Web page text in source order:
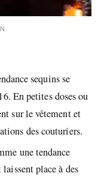
sequins se
En petites doses ou
sur le vêtement et
des couturiers.
une tendance
place à des